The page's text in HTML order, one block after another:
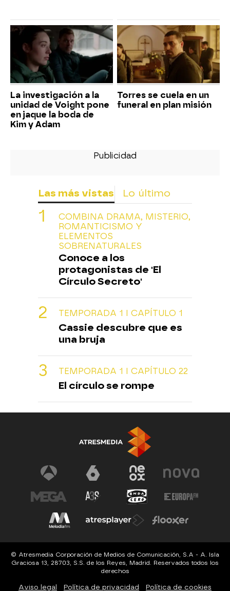
La investigación a la
unidad de Voight pone
en jaque la boda de
Kim y Adam
Torres se cuela en un
funeral en plan misión
Las más vistas Lo último
COMBINA DRAMA, MISTERIO,
ROMANTICISMO Y
ELEMENTOS
SOBRENATURALES
Conoce a los
protagonistas de 'El
Círculo Secreto'
TEMPORADA 1 I CAPÍTULO 1
Cassie descubre que es
una bruja
TEMPORADA 1 I CAPÍTULO 22
El círculo se rompe
© Atresmedia Corporación de Medios de Comunicación, S.A - A. Isla
Graciosa 13, 28703, S.S. de los Reyes, Madrid. Reservados todos los
derechos
Aviso legal Política de privacidad Política de cookies